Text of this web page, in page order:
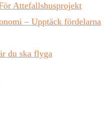
Attefallshusprojekt
– Upptäck fördelarna
du ska flyga